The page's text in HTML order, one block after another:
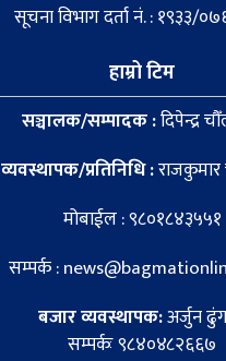
सूचना विभाग दर्ता नं. : १९३३/
हाम्रो टिम
सञ्चालक/सम्पादक :दिपेन्द्र
व्यवस्थापक/प्रतिनिधि :राजकुमार
मोबाईल : ९८०१८४३५५१
सम्पर्क :
बजार व्यवस्थापक:अर्जुन
सम्पर्कः ९८४०४८२६६७